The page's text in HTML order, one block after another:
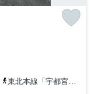
東北本線「宇都宮」駅 徒歩80分